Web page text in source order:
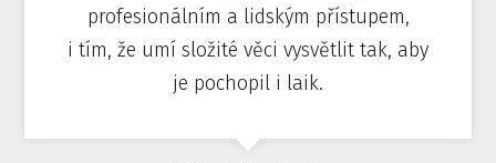
profesionálním a lidským přístupem,
i tím, že umí složité věci vysvětlit tak, aby
je pochopil i laik.